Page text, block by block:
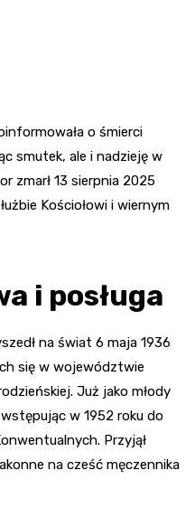
o śmierci
smutek, ale i nadzieję w
zmarł 13 sierpnia 2025
Kościołowi i wiernym
i posługa
na świat 6 maja 1936
się w województwie
Już jako młody
w 1952 roku do
Przyjął
na cześć męczennika